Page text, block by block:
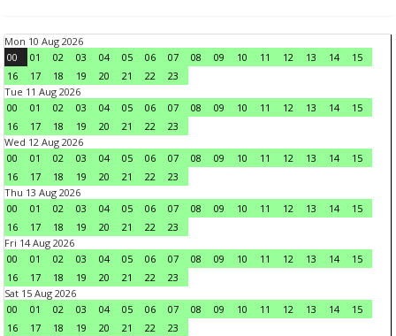
Mon 10 Aug 2026
00
01 02 03 04 05 06 07 08 09 10 11 12 13 14
15
16
17 18 19 20 21 22
23
Tue 11 Aug 2026
00
01 02 03 04 05 06 07 08 09 10 11 12 13 14
15
16
17 18 19 20 21 22
23
Wed 12 Aug 2026
00
01 02 03 04 05 06 07 08 09 10 11 12 13 14
15
16
17 18 19 20 21 22
23
Thu 13 Aug 2026
00
01 02 03 04 05 06 07 08 09 10 11 12 13 14
15
16
17 18 19 20 21 22
23
Fri 14 Aug 2026
00
01 02 03 04 05 06 07 08 09 10 11 12 13 14
15
16
17 18 19 20 21 22
23
Sat 15 Aug 2026
00
01 02 03 04 05 06 07 08 09 10 11 12 13 14
15
16
17 18 19 20 21 22
23